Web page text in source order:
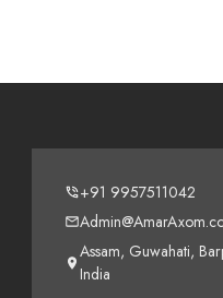
+91 9957511042
Assam, Guwahati,
India